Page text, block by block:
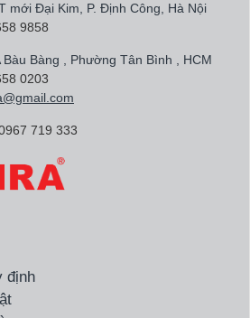
mới Đại Kim, P. Định Công, Hà Nội
9858
Bàu Bàng , Phường Tân Bình , HCM
0203
719 333
định